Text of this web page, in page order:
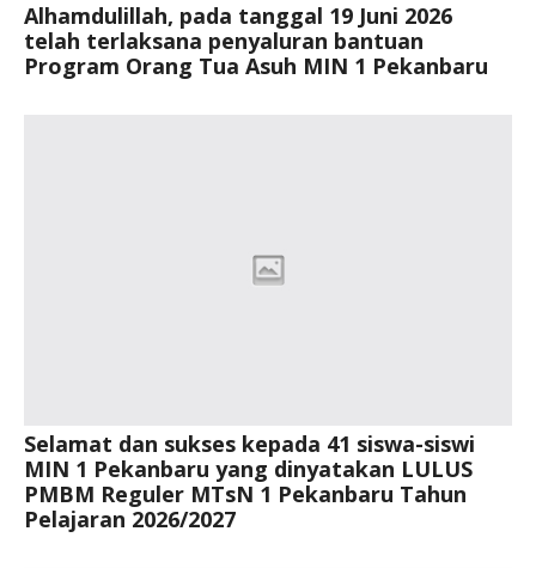
Alhamdulillah, pada tanggal 19 Juni 2026
telah terlaksana penyaluran bantuan
Program Orang Tua Asuh MIN 1 Pekanbaru
Selamat dan sukses kepada 41 siswa-siswi
MIN 1 Pekanbaru yang dinyatakan LULUS
PMBM Reguler MTsN 1 Pekanbaru Tahun
Pelajaran 2026/2027